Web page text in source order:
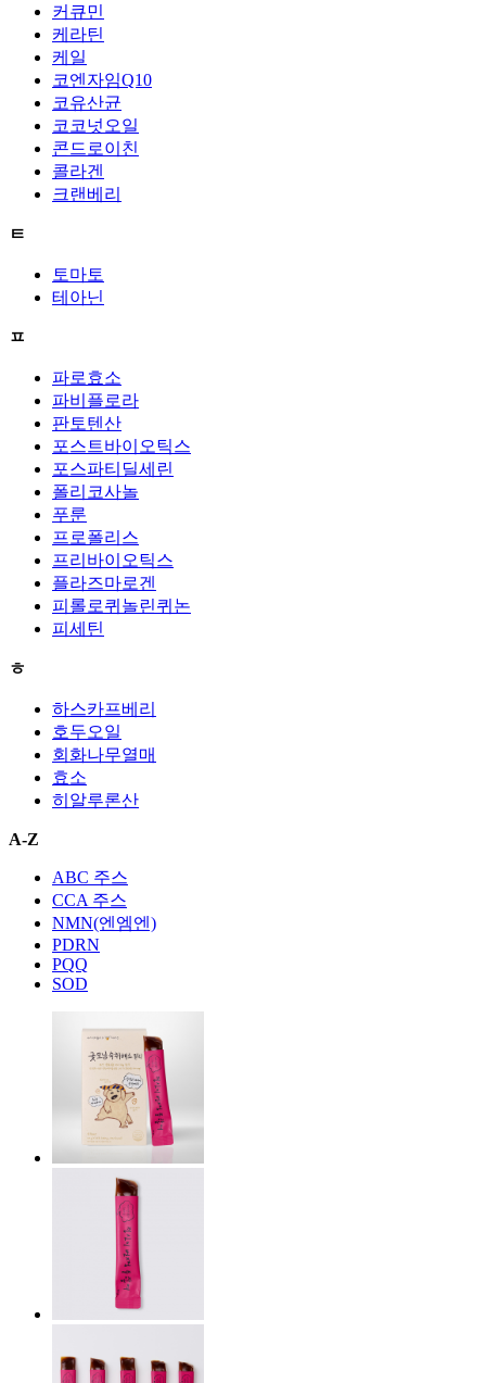
커큐민
케라틴
케일
코엔자임Q10
코유산균
코코넛오일
콘드로이친
콜라겐
크랜베리
ㅌ
토마토
테아닌
ㅍ
파로효소
파비플로라
판토텐산
포스트바이오틱스
포스파티딜세린
폴리코사놀
푸룬
프로폴리스
프리바이오틱스
플라즈마로겐
피롤로퀴놀린퀴논
피세틴
ㅎ
하스카프베리
호두오일
회화나무열매
효소
히알루론산
A-Z
ABC 주스
CCA 주스
NMN(엔엠엔)
PDRN
PQQ
SOD